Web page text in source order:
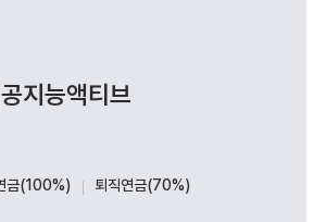
지능액티브
금(100%) 퇴직연금(70%)